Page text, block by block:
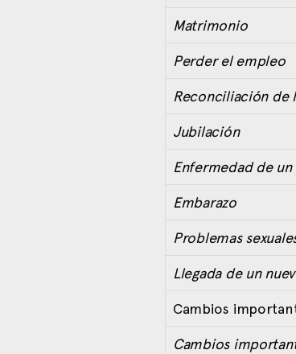
Matrimonio
Perder el empleo
Reconciliación de
Jubilación
Enfermedad de
Embarazo
Problemas
Llegada de un
Cambios
Cambios